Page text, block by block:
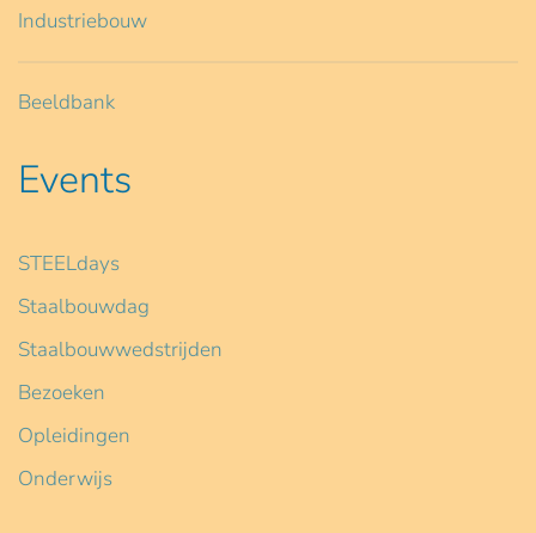
Industriebouw
Beeldbank
Events
STEELdays
Staalbouwdag
Staalbouwwedstrijden
Bezoeken
Opleidingen
Onderwijs